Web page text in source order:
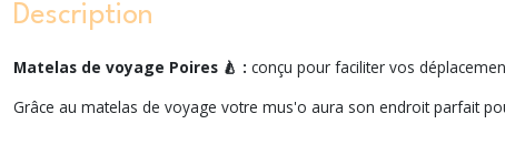
Description
Matelas de voyage Poires 🍐 : conçu pour faciliter vos
Grâce au matelas de voyage votre mus'o aura son endroit parfait